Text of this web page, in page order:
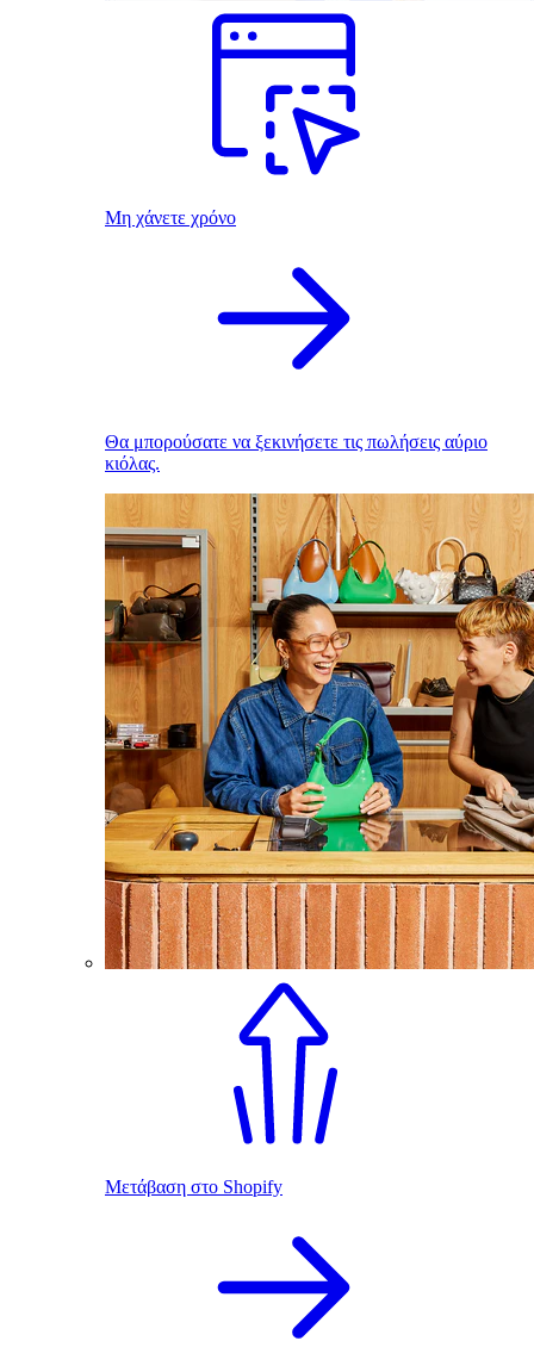
Μη χάνετε χρόνο
Θα μπορούσατε να ξεκινήσετε τις πωλήσεις αύριο
κιόλας.
Μετάβαση στο Shopify